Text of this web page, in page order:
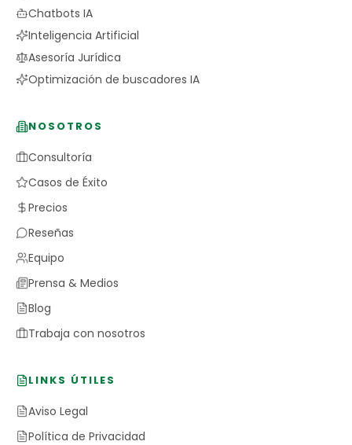
Chatbots IA
Inteligencia Artificial
Asesoría Jurídica
Optimización de buscadores IA
NOSOTROS
Consultoría
Casos de Éxito
Precios
Reseñas
Equipo
Prensa & Medios
Blog
Trabaja con nosotros
LINKS ÚTILES
Aviso Legal
Política de Privacidad